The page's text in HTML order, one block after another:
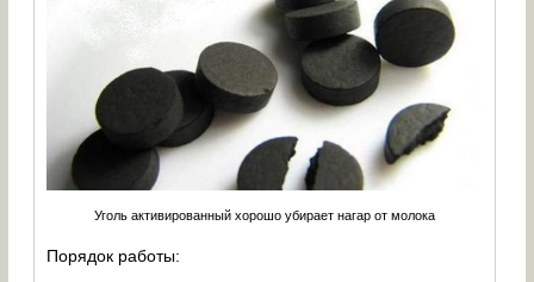
Уголь активированный хорошо убирает нагар от молока
Порядок работы: